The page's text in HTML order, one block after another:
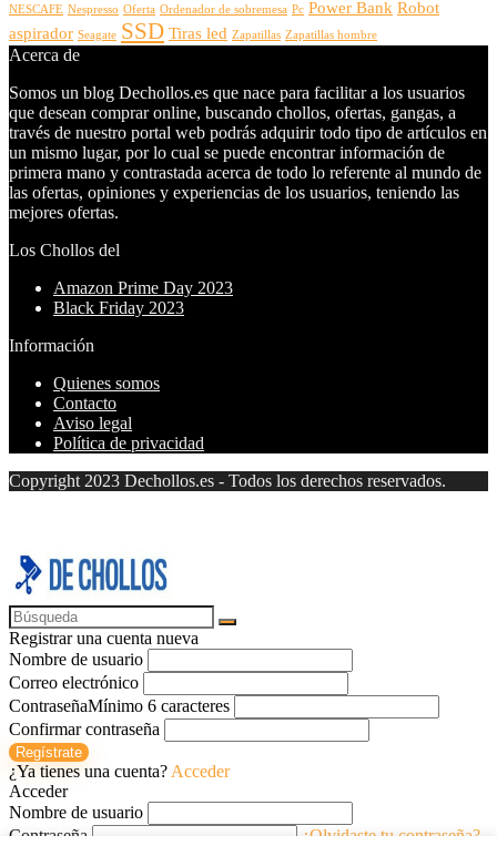
NESCAFE Nespresso Oferta Ordenador de sobremesa Pc Power Bank Robot
aspirador Seagate SSD Tiras led Zapatillas Zapatillas hombre
Acerca de
Somos un blog Dechollos.es que nace para facilitar a los usuarios
que desean comprar online, buscando chollos, ofertas, gangas, a
través de nuestro portal web podrás adquirir todo tipo de artículos en
un mismo lugar, por lo cual se puede encontrar información de
primera mano y contrastada acerca de todo lo referente al mundo de
las ofertas, opiniones y experiencias de los usuarios, teniendo las
mejores ofertas.
Los Chollos del
Amazon Prime Day 2023
Black Friday 2023
Información
Quienes somos
Contacto
Aviso legal
Política de privacidad
Copyright 2023 Dechollos.es - Todos los derechos reservados.
Registrar una cuenta nueva
Nombre de usuario
Correo electrónico
ContraseñaMínimo 6 caracteres
Confirmar contraseña
Regístrate
¿Ya tienes una cuenta? Acceder
Acceder
Nombre de usuario
Contraseña
¿Olvidaste tu contraseña?